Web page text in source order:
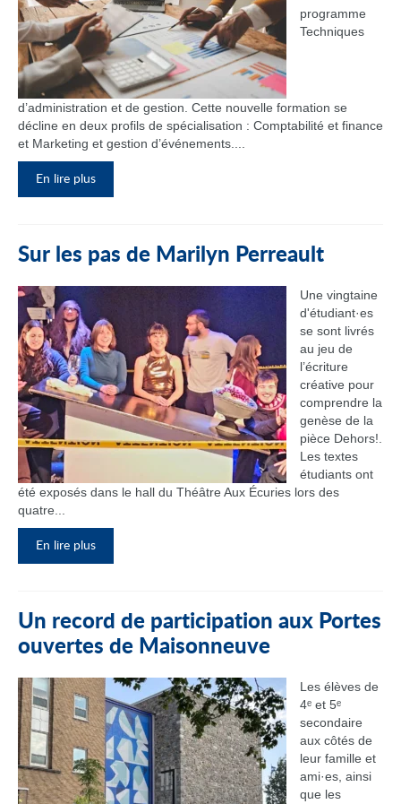
programme
Techniques
d’administration et de gestion. Cette nouvelle formation se
décline en deux profils de spécialisation : Comptabilité et finance
et Marketing et gestion d’événements....
En lire plus
Sur les pas de Marilyn Perreault
Une vingtaine
d'étudiant·es
se sont livrés
au jeu de
l’écriture
créative pour
comprendre la
genèse de la
pièce Dehors!.
Les textes
étudiants ont
été exposés dans le hall du Théâtre Aux Écuries lors des
quatre...
En lire plus
Un record de participation aux Portes
ouvertes de Maisonneuve
Les élèves de
4ᵉ et 5ᵉ
secondaire
aux côtés de
leur famille et
ami·es, ainsi
que les